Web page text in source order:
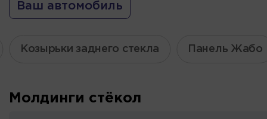
Ваш автомобиль
Козырьки заднего стекла Панель Жабо
Молдинги стёкол